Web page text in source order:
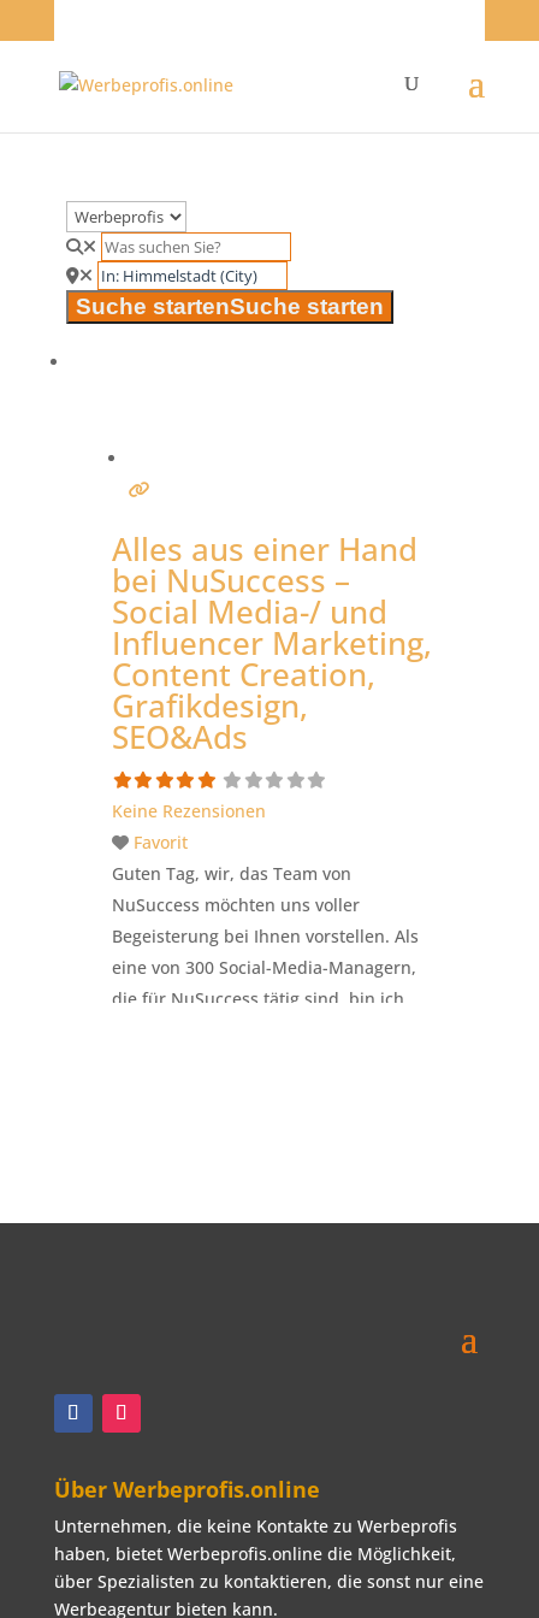
Suche startenSuche starten
Alles aus einer Hand
bei NuSuccess –
Social Media-/ und
Influencer Marketing,
Content Creation,
Grafikdesign,
SEO&Ads
Keine Rezensionen
Favorit
Guten Tag, wir, das Team von
NuSuccess möchten uns voller
Begeisterung bei Ihnen vorstellen. Als
eine von 300 Social-Media-Managern,
die für NuSuccess tätig sind, bin ich
zur Verfügung, um gemeinsam
Über Werbeprofis.online
Unternehmen, die keine Kontakte zu Werbeprofis
haben, bietet Werbeprofis.online die Möglichkeit,
über Spezialisten zu kontaktieren, die sonst nur eine
Werbeagentur bieten kann.